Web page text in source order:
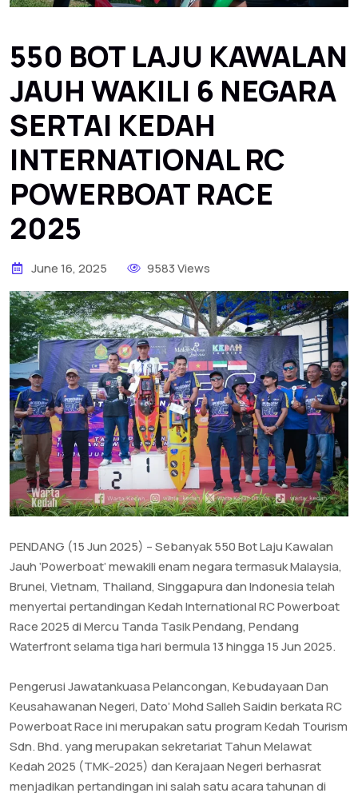
550 BOT LAJU KAWALAN
JAUH WAKILI 6 NEGARA
SERTAI KEDAH
INTERNATIONAL RC
POWERBOAT RACE
2025
June 16, 2025 9583 Views
PENDANG (15 Jun 2025) – Sebanyak 550 Bot Laju Kawalan
Jauh ‘Powerboat’ mewakili enam negara termasuk Malaysia,
Brunei, Vietnam, Thailand, Singgapura dan Indonesia telah
menyertai pertandingan Kedah International RC Powerboat
Race 2025 di Mercu Tanda Tasik Pendang, Pendang
Waterfront selama tiga hari bermula 13 hingga 15 Jun 2025.
‎Pengerusi Jawatankuasa Pelancongan, Kebudayaan Dan
Keusahawanan Negeri, Dato’ Mohd Salleh Saidin berkata RC
Powerboat Race ini merupakan satu program Kedah Tourism
Sdn. Bhd. yang merupakan sekretariat Tahun Melawat
Kedah 2025 (TMK-2025) dan Kerajaan Negeri berhasrat
menjadikan pertandingan ini salah satu acara tahunan di